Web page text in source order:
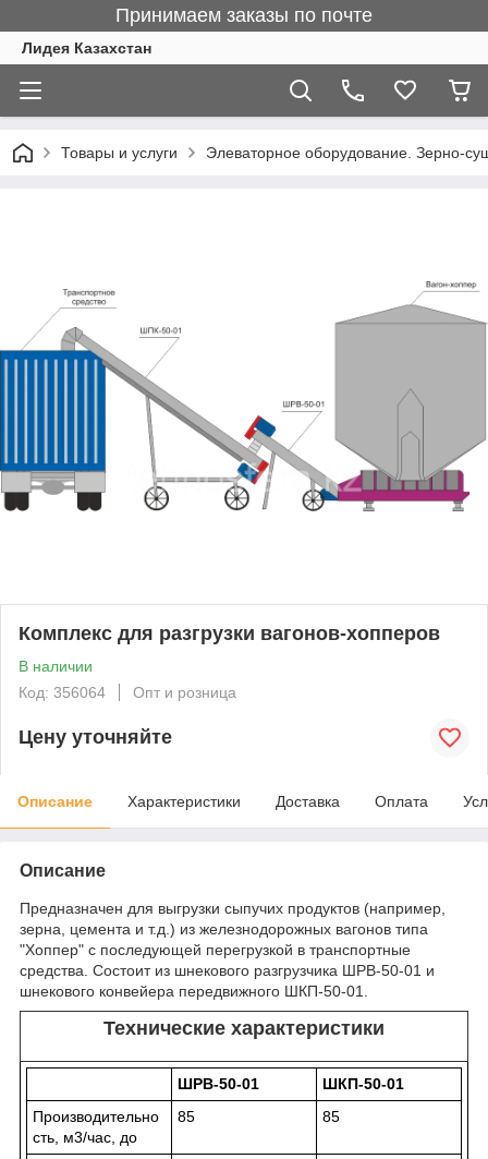
Принимаем заказы по почте
Лидея Казахстан
Товары и услуги Элеваторное оборудование. Зерно-
Комплекс для разгрузки вагонов-хопперов
В наличии
Код: 356064
Опт и розница
Цену уточняйте
Описание Характеристики Доставка Оплата
Описание
Предназначен для выгрузки сыпучих продуктов (например,
зерна, цемента и т.д.) из железнодорожных вагонов типа
"Хоппер" с последующей перегрузкой в транспортные
средства. Состоит из шнекового разгрузчика ШРВ-50-01 и
шнекового конвейера передвижного ШКП-50-01.
Технические характеристики
ШРВ-50-01
ШКП-50-01
Производительно
сть, м3/час, до
85 85